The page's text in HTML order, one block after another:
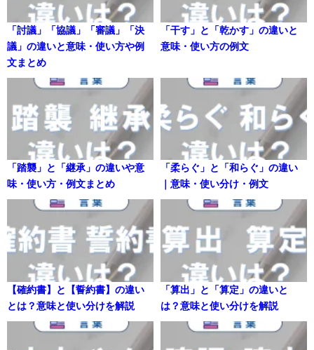
「討議」「協議」「審議」「決
議」の違いと意味・使い方や例
文まとめ
「干す」と「乾かす」の違いと
意味・使い方の例文
「踏襲」と「継承」の違いや意
味・使い方・例文まとめ
「柔らぐ」と「和らぐ」の違い
｜意味・使い分け・例文
【確約書】と【誓約書】の違い
とは？意味と使い分けを解説
「算出」と「算定」の違いと
は？意味と使い分けを解説